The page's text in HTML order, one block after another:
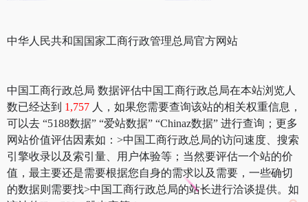
中华人民共和国国家工商行政管理总局官方网站
中国工商行政总局 数据评估中国工商行政总局在本站浏览人
数已经达到 1,757 人，如果您需要查询该站的相关权重信息，
可以去 “5188数据” “爱站数据” “Chinaz数据” 进行查询；更多
网站价值评估因素如：>中国工商行政总局的访问速度、搜索
引擎收录以及索引量、用户体验等；当然要评估一个站的价
值，最主要还是需要根据您自身的需求以及需要，一些确切
的数据则需要找>中国工商行政总局的站长进行洽谈提供。如